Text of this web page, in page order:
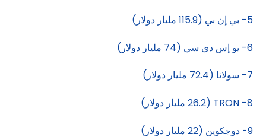
5- بي إن بي (115.9 مليار دولار)
6- يو إس دي سي (74 مليار دولار)
7- سولانا (72.4 مليار دولار)
8- TRON (26.2 مليار دولار)
9- دوجكوين (22 مليار دولار)